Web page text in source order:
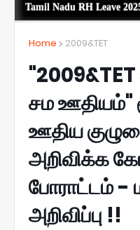
Tamil Nadu RH Leave
Home 2009&TET
சம ஊதியம்"
ஊதிய
அறிவிக்க
போராட்டம் -
அறிவிப்பு !!